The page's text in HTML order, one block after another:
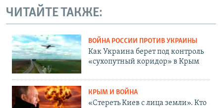
ЧИТАЙТЕ ТАКЖЕ:
ВОЙНА РОССИИ ПРОТИВ УКРАИНЫ
Как Украина берет под контроль
«сухопутный коридор» в Крым
КРЫМ И ВОЙНА
«Стереть Киев с лица земли». Кто